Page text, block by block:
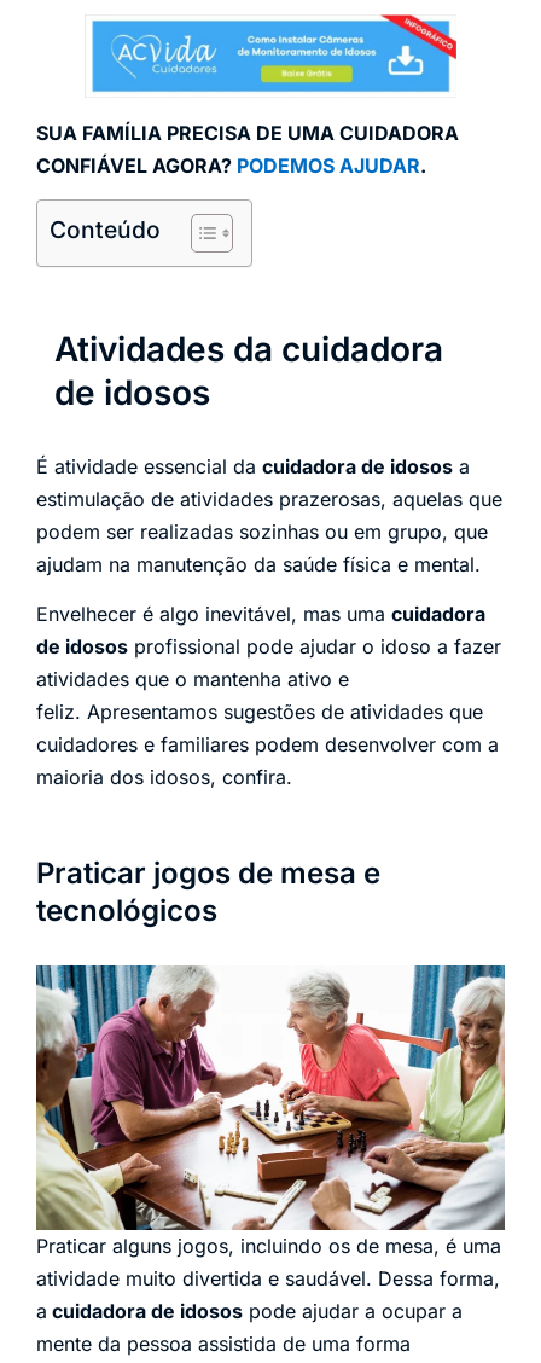
SUA FAMÍLIA PRECISA DE UMA CUIDADORA
CONFIÁVEL AGORA? PODEMOS AJUDAR.
Conteúdo
Atividades da cuidadora
de idosos
É atividade essencial da cuidadora de idosos a
estimulação de atividades prazerosas, aquelas que
podem ser realizadas sozinhas ou em grupo, que
ajudam na manutenção da saúde física e mental.
Envelhecer é algo inevitável, mas uma cuidadora
de idosos profissional pode ajudar o idoso a fazer
atividades que o mantenha ativo e
feliz. Apresentamos sugestões de atividades que
cuidadores e familiares podem desenvolver com a
maioria dos idosos, confira.
Praticar jogos de mesa e
tecnológicos
Praticar alguns jogos, incluindo os de mesa, é uma
atividade muito divertida e saudável. Dessa forma,
a cuidadora de idosos pode ajudar a ocupar a
mente da pessoa assistida de uma forma